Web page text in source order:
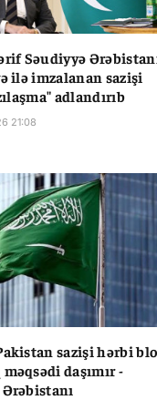
Səudiyyə
ilə imzalanan sazişi
adlandırıb
21:08
sazişi hərbi
daşımır -